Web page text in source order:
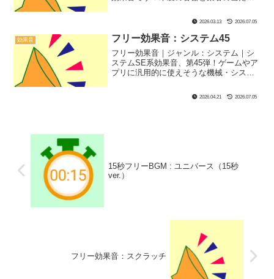
2026.03.13 2026.07.05
効果音 フリー効果音：システム45
フリー効果音｜ジャンル：システム｜シ
ステムSE系効果音、第45弾！ゲームやア
プリに汎用的に使えそうな機械・システ
2026.04.21 2026.07.05
15秒フリーBGM : ユニバース（15秒
ver.）
フリー効果音：スクラッチ